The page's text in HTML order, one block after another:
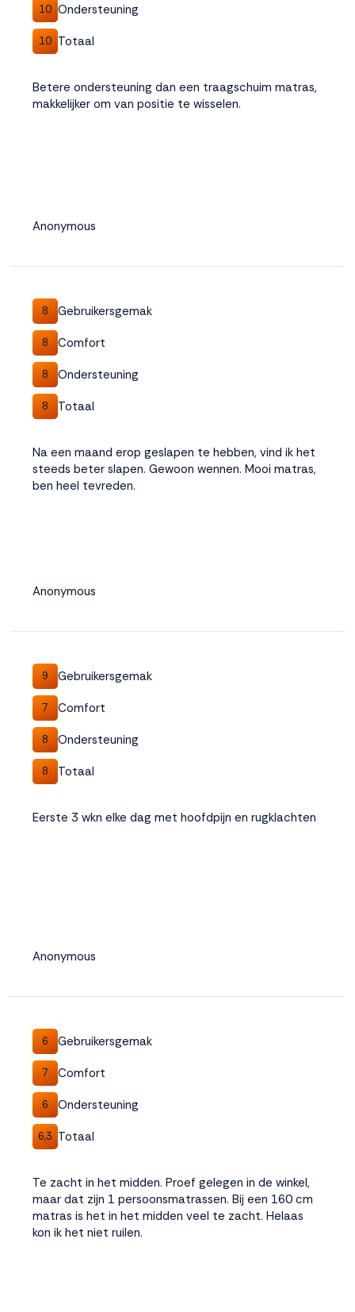
10 Ondersteuning
10 Totaal
Betere ondersteuning dan een traagschuim matras,
makkelijker om van positie te wisselen.
Anonymous
8 Gebruikersgemak
8 Comfort
8 Ondersteuning
8 Totaal
Na een maand erop geslapen te hebben, vind ik het
steeds beter slapen. Gewoon wennen. Mooi matras,
ben heel tevreden.
Anonymous
9 Gebruikersgemak
7 Comfort
8 Ondersteuning
8 Totaal
Eerste 3 wkn elke dag met hoofdpijn en rugklachten
Anonymous
6 Gebruikersgemak
7 Comfort
6 Ondersteuning
6,3 Totaal
Te zacht in het midden. Proef gelegen in de winkel,
maar dat zijn 1 persoonsmatrassen. Bij een 160 cm
matras is het in het midden veel te zacht. Helaas
kon ik het niet ruilen.